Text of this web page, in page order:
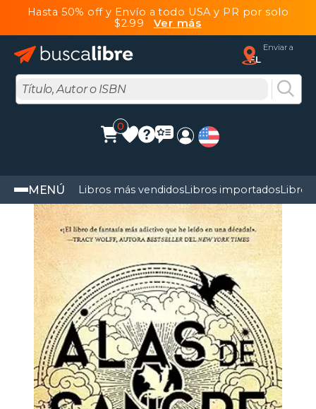
Hasta 50% off y Envío a todo USA y PR por solo
$2.99 Ver más
Enviar a
FL
0
MENÚ Libros más vendidosLibros importadosLibros